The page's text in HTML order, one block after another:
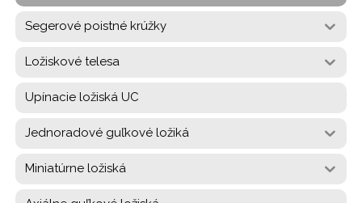
Segerové poistné krúžky
Ložiskové telesa
Upínacie ložiská UC
Jednoradové guľkové ložiká
Miniatúrne ložiská